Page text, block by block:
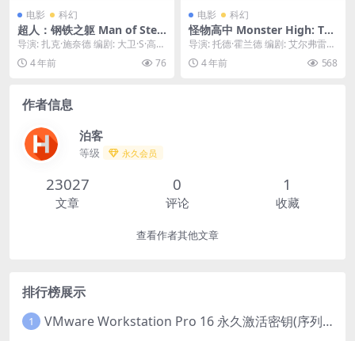
电影 科幻
超人：钢铁之躯 Man of Steel
(2013) 中字 1080P
导演: 扎克·施奈德 编剧: 大卫·S·高
耶 / 克里斯托弗·诺兰 / 乔·舒斯...
4 年前 76
电影 科幻
怪物高中 Monster High: The
Movie (2022) 1080中字
导演: 托德·霍兰德 编剧: 艾尔弗雷德
·高福 / 迈尔斯·米勒 / 丝黛芬妮·...
4 年前 568
作者信息
泊客
等级 永久会员
23027
文章
0
评论
1
收藏
查看作者其他文章
排行榜展示
1 VMware Workstation Pro 16 永久激活密钥(序列号)